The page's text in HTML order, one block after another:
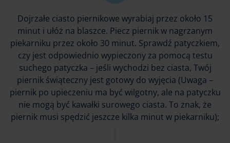
Dojrzałe ciasto piernikowe wyrabiaj przez około 15
minut i ułóż na blaszce. Piecz piernik w nagrzanym
piekarniku przez około 30 minut. Sprawdź patyczkiem,
czy jest odpowiednio wypieczony za pomocą testu
suchego patyczka – jeśli wychodzi bez ciasta, Twój
piernik świąteczny jest gotowy do wyjęcia (Uwaga –
piernik po upieczeniu ma być wilgotny, ale na patyczku
nie mogą być kawałki surowego ciasta. To znak, że
piernik musi spędzić jeszcze kilka minut w piekarniku);